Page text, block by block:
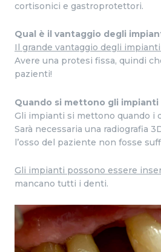
cortisonici e gastroprotettori.
Qual è il vantaggio degli
Il grande vantaggio degli
Avere una protesi fissa, quindi
pazienti!
Quando si mettono gli impianti
Gli impianti si mettono quando i
Sarà necessaria una radiografia
l’osso del paziente non fosse
Gli impianti possono essere
mancano tutti i denti.